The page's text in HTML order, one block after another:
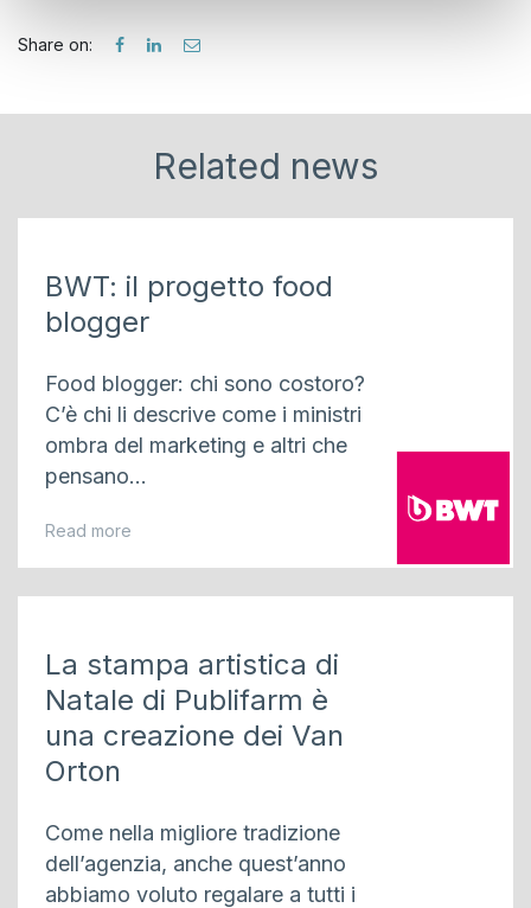
raccolto dal suo utilizzo dei loro servizi.
Share on:
Related news
BWT: il progetto food
blogger
Food blogger: chi sono costoro?
C’è chi li descrive come i ministri
ombra del marketing e altri che
pensano...
Read more
La stampa artistica di
Natale di Publifarm è
una creazione dei Van
Orton
Come nella migliore tradizione
dell’agenzia, anche quest’anno
abbiamo voluto regalare a tutti i